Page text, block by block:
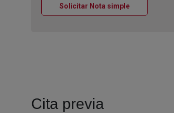
Solicitar Nota simpleVentana nueva
Cita previa